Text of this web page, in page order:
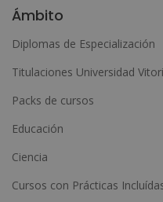
e
r
n
i
v
Ámbito
Diplomas de Especialización
Titulaciones Universidad
Packs de cursos
Educación
Ciencia
Cursos con Prácticas